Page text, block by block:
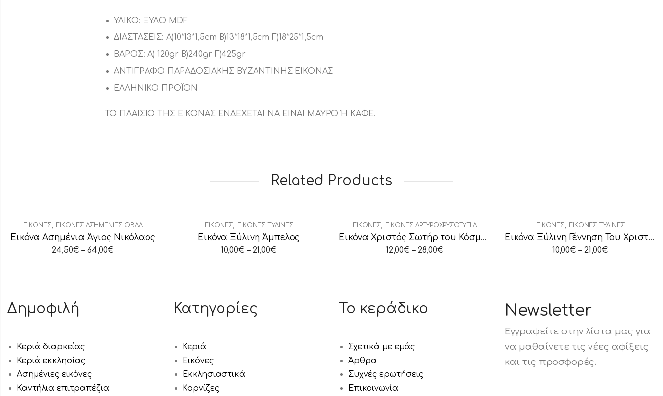
ΥΛΙΚΟ: ΞΥΛΟ MDF
ΔΙΑΣΤΑΣΕΙΣ: Α)10*13*1,5cm Β)13*18*1,5cm Γ)18*25*1,5cm
ΒΑΡΟΣ: Α) 120gr Β)240gr Γ)425gr
ΑΝΤΙΓΡΑΦΟ ΠΑΡΑΔΟΣΙΑΚΗΣ ΒΥΖΑΝΤΙΝΗΣ ΕΙΚΟΝΑΣ
ΕΛΛΗΝΙΚΟ ΠΡΟΪΟΝ
ΤΟ ΠΛΑΙΣΙΟ ΤΗΣ ΕΙΚΟΝΑΣ ΕΝΔΕΧΕΤΑΙ ΝΑ ΕΙΝΑΙ ΜΑΥΡΟ Ή ΚΑΦΕ.
Related Products
ΕΙΚΌΝΕΣ, ΕΙΚΌΝΕΣ ΑΣΗΜΈΝΙΕΣ ΟΒΆΛ
Εικόνα Ασημένια Άγιος Νικόλαος
24,50€ – 64,00€
ΕΙΚΌΝΕΣ, ΕΙΚΌΝΕΣ ΞΎΛΙΝΕΣ
Εικόνα Ξύλινη Άμπελος
10,00€ – 21,00€
ΕΙΚΌΝΕΣ, ΕΙΚΌΝΕΣ ΑΡΓΥΡΟΧΡΥΣΟΤΥΠΊΑ
Εικόνα Χριστός Σωτήρ του Κόσμου
12,00€ – 28,00€
ΕΙΚΌΝΕΣ, ΕΙΚΌΝΕΣ ΞΎΛΙΝΕΣ
Εικόνα Ξύλινη Γέννηση Του Χριστού
10,00€ – 21,00€
Δημοφιλή
Κεριά διαρκείας
Κεριά εκκλησίας
Ασημένιες εικόνες
Καντήλια επιτραπέζια
Κατηγορίες
Κεριά
Εικόνες
Εκκλησιαστικά
Κορνίζες
Το κεράδικο
Σχετικά με εμάς
Άρθρα
Συχνές ερωτήσεις
Επικοινωνία
Newsletter
Εγγραφείτε στην λίστα μας για
να μαθαίνετε τις νέες αφίξεις
και τις προσφορές.